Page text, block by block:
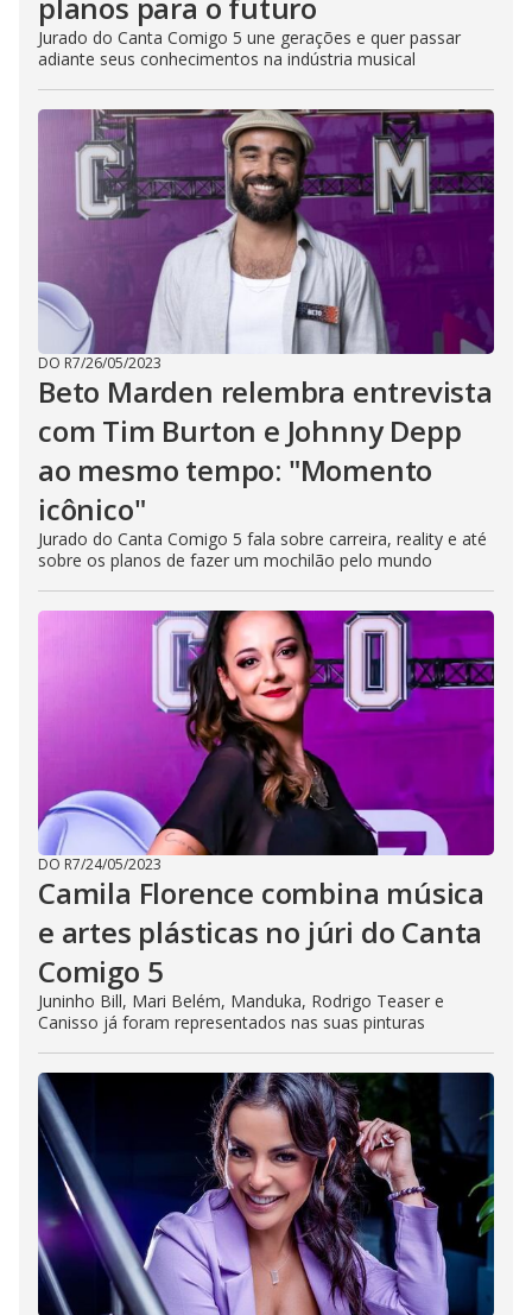
planos para o futuro
Jurado do Canta Comigo 5 une gerações e quer passar
adiante seus conhecimentos na indústria musical
DO R7/26/05/2023
Beto Marden relembra entrevista
com Tim Burton e Johnny Depp
ao mesmo tempo: "Momento
icônico"
Jurado do Canta Comigo 5 fala sobre carreira, reality e até
sobre os planos de fazer um mochilão pelo mundo
DO R7/24/05/2023
Camila Florence combina música
e artes plásticas no júri do Canta
Comigo 5
Juninho Bill, Mari Belém, Manduka, Rodrigo Teaser e
Canisso já foram representados nas suas pinturas